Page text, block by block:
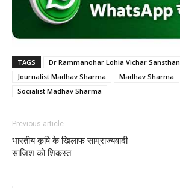
TAGS
Dr Rammanohar Lohia Vichar Sansthan
Journalist Madhav Sharma
Madhav Sharma
Socialist Madhav Sharma
Previous article
भारतीय कृषि के खिलाफ साम्राज्यवादी
साजिश को शिकस्त